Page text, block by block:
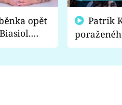
opět
a
fanoušci